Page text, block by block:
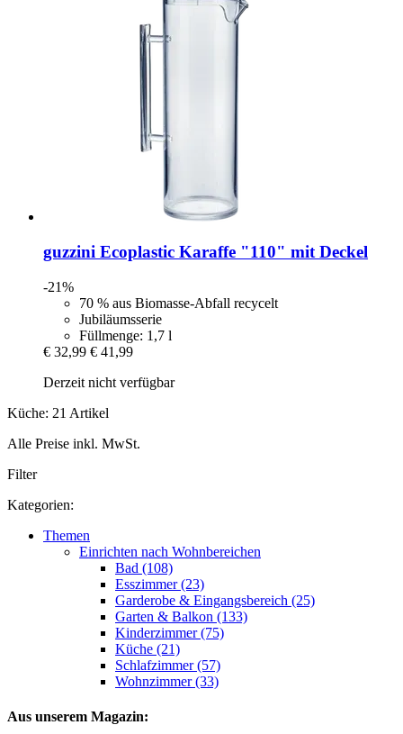
guzzini Ecoplastic Karaffe "110" mit Deckel
-21%
70 % aus Biomasse-Abfall recycelt
Jubiläumsserie
Füllmenge: 1,7 l
€ 32,99 € 41,99
Derzeit nicht verfügbar
Küche: 21 Artikel
Alle Preise inkl. MwSt.
Filter
Kategorien:
Themen
Einrichten nach Wohnbereichen
Bad (108)
Esszimmer (23)
Garderobe & Eingangsbereich (25)
Garten & Balkon (133)
Kinderzimmer (75)
Küche (21)
Schlafzimmer (57)
Wohnzimmer (33)
Aus unserem Magazin: